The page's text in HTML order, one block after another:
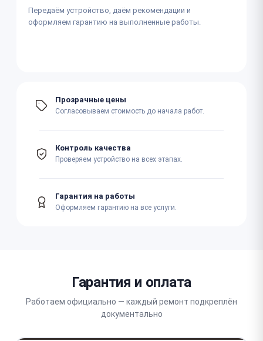
Передаём устройство, даём рекомендации и
оформляем гарантию на выполненные работы.
Прозрачные цены
Согласовываем стоимость до начала работ.
Контроль качества
Проверяем устройство на всех этапах.
Гарантия на работы
Оформляем гарантию на все услуги.
Гарантия и оплата
Работаем официально — каждый ремонт подкреплён
документально